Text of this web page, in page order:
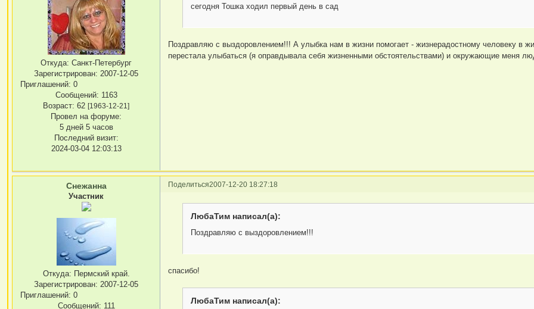
Откуда: Санкт-Петербург
Зарегистрирован: 2007-12-05
Приглашений: 0
Сообщений: 1163
Возраст: 62[1963-12-21]
Провел на форуме:
5 дней 5 часов
Последний визит:
2024-03-04 12:03:13
сегодня Тошка ходил первый день в сад
Поздравляю с выздоровлением!!! А улыбка нам в жизни помогает - жизнерадостному человеку в
перестала улыбаться (я оправдывала себя жизненными обстоятельствами) и окружающие меня
Поделиться2007-12-20 18:27:18
Снежанна
Участник
Откуда: Пермский край.
Зарегистрирован: 2007-12-05
Приглашений: 0
Сообщений: 111
ЛюбаТим написал(а):
Поздравляю с выздоровлением!!!
спасибо!
ЛюбаТим написал(а):